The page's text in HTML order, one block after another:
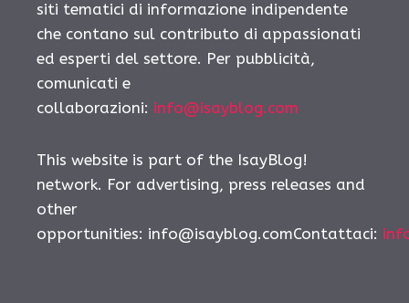
siti tematici di informazione indipendente
che contano sul contributo di appassionati
ed esperti del settore. Per pubblicità,
comunicati e
collaborazioni: info@isayblog.com
This website is part of the IsayBlog!
network. For advertising, press releases and
other
opportunities: info@isayblog.comContattaci: